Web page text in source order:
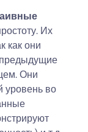
Их
как они
Они
уровень во